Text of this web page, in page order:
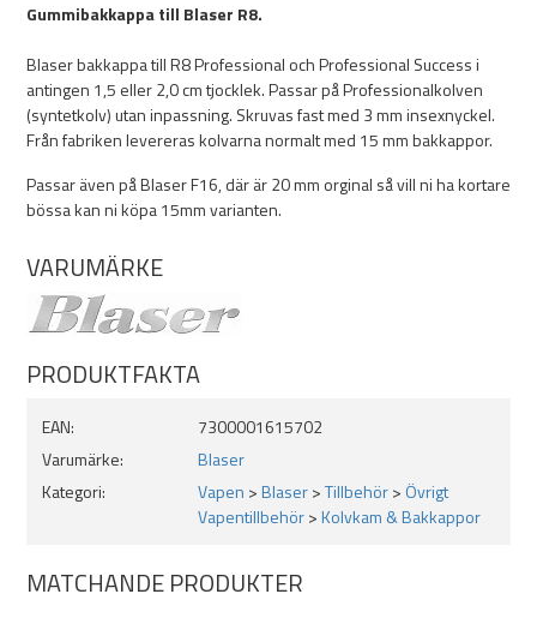
Gummibakkappa till Blaser R8.
Blaser bakkappa till R8 Professional och Professional Success i
antingen 1,5 eller 2,0 cm tjocklek. Passar på Professionalkolven
(syntetkolv) utan inpassning. Skruvas fast med 3 mm insexnyckel.
Från fabriken levereras kolvarna normalt med 15 mm bakkappor.
Passar även på Blaser F16, där är 20 mm orginal så vill ni ha kortare
bössa kan ni köpa 15mm varianten.
VARUMÄRKE
PRODUKTFAKTA
EAN:
7300001615702
Varumärke:
Blaser
Kategori:
Vapen >Blaser>Tillbehör> Övrigt
Vapentillbehör>Kolvkam & Bakkappor
MATCHANDE PRODUKTER